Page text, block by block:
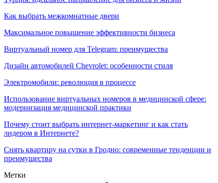
Как выбрать межкомнатные двери
Максимальное повышение эффективности бизнеса
Виртуальный номер для Telegram: преимущества
Дизайн автомобилей Chevrolet: особенности стиля
Электромобили: революция в процессе
Использование виртуальных номеров в медицинской сфере:
модернизация медицинской практики
Почему стоит выбрать интернет-маркетинг и как стать
лидером в Интернете?
Снять квартиру на сутки в Гродно: современные тенденции и
преимущества
Метки